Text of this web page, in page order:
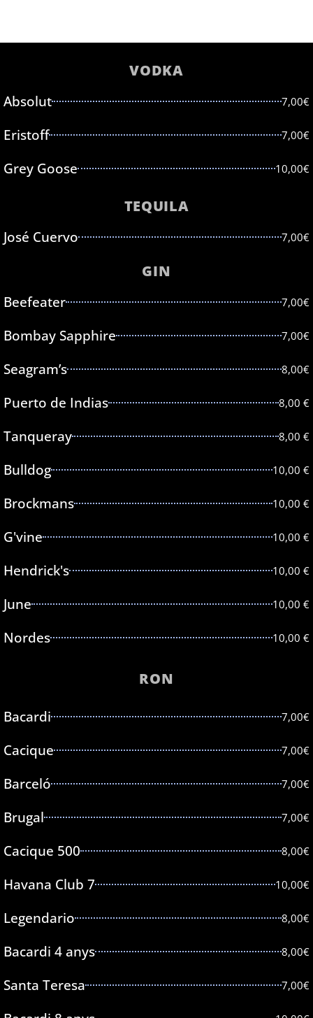
VODKA
Absolut 7,00€
Eristoff 7,00€
Grey Goose 10,00€
TEQUILA
José Cuervo 7,00€
GIN
Beefeater 7,00€
Bombay Sapphire 7,00€
Seagram’s 8,00€
Puerto de Indias 8,00 €
Tanqueray 8,00 €
Bulldog 10,00 €
Brockmans 10,00 €
G'vine 10,00 €
Hendrick's 10,00 €
June 10,00 €
Nordes 10,00 €
RON
Bacardi 7,00€
Cacique 7,00€
Barceló 7,00€
Brugal 7,00€
Cacique 500 8,00€
Havana Club 7 10,00€
Legendario 8,00€
Bacardi 4 anys 8,00€
Santa Teresa 7,00€